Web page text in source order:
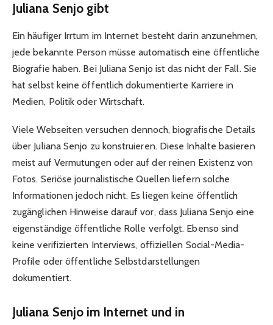
Juliana Senjo gibt
Ein häufiger Irrtum im Internet besteht darin anzunehmen,
jede bekannte Person müsse automatisch eine öffentliche
Biografie haben. Bei Juliana Senjo ist das nicht der Fall. Sie
hat selbst keine öffentlich dokumentierte Karriere in
Medien, Politik oder Wirtschaft.
Viele Webseiten versuchen dennoch, biografische Details
über Juliana Senjo zu konstruieren. Diese Inhalte basieren
meist auf Vermutungen oder auf der reinen Existenz von
Fotos. Seriöse journalistische Quellen liefern solche
Informationen jedoch nicht. Es liegen keine öffentlich
zugänglichen Hinweise darauf vor, dass Juliana Senjo eine
eigenständige öffentliche Rolle verfolgt. Ebenso sind
keine verifizierten Interviews, offiziellen Social-Media-
Profile oder öffentliche Selbstdarstellungen
dokumentiert.
Juliana Senjo im Internet und in